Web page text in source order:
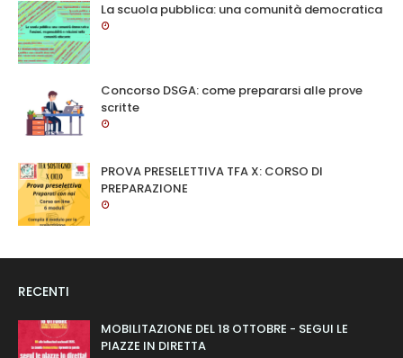
La scuola pubblica: una comunità democratica
Concorso DSGA: come prepararsi alle prove
scritte
PROVA PRESELETTIVA TFA X: CORSO DI
PREPARAZIONE
RECENTI
MOBILITAZIONE DEL 18 OTTOBRE - SEGUI LE
PIAZZE IN DIRETTA